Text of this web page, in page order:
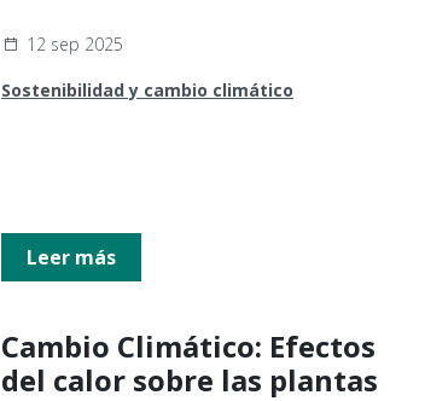
12 sep 2025
Sostenibilidad y cambio climático
Leer más
Cambio Climático: Efectos
del calor sobre las plantas